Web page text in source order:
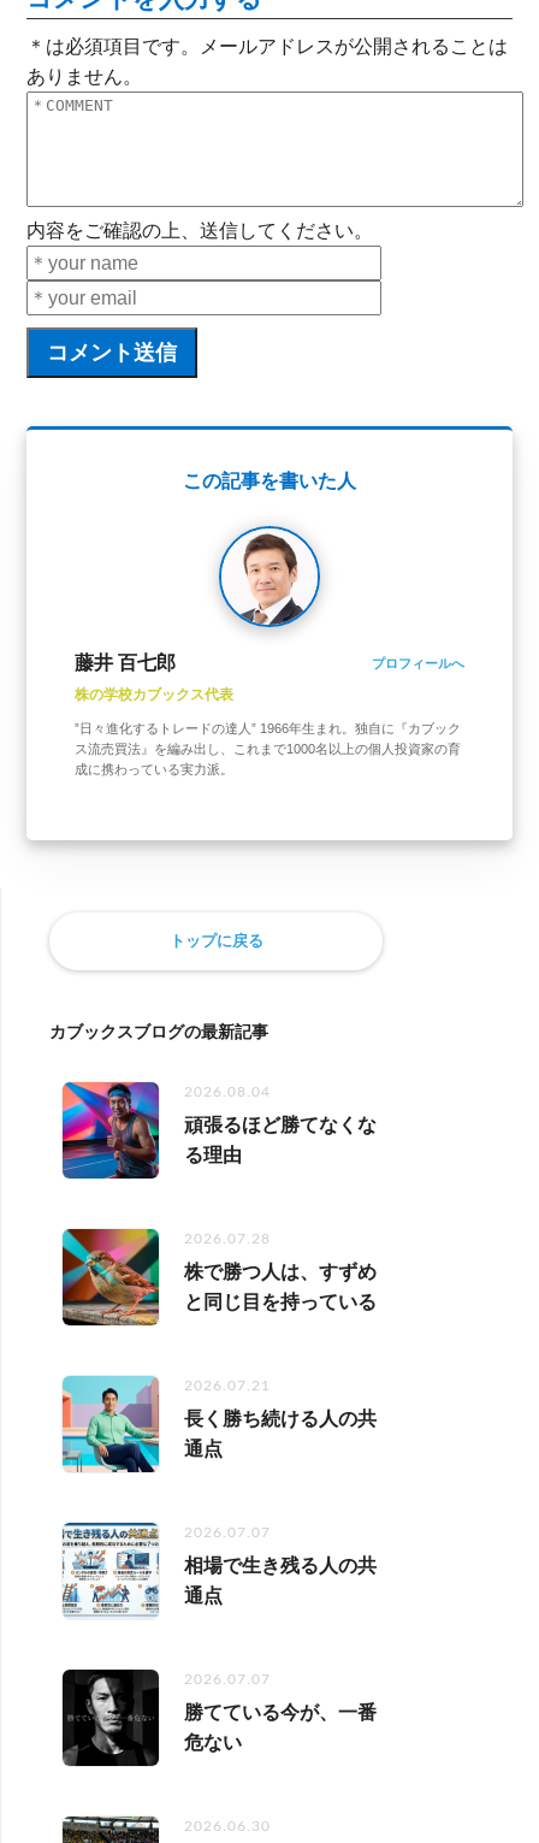
＊は必須項目です。メールアドレスが公開されることは
ありません。
内容をご確認の上、送信してください。
この記事を書いた人
藤井 百七郎 プロフィールへ
株の学校カブックス代表
”日々進化するトレードの達人” 1966年生まれ。独自に『カブック
ス流売買法』を編み出し、これまで1000名以上の個人投資家の育
成に携わっている実力派。
トップに戻る
カブックスブログの最新記事
2026.08.04
頑張るほど勝てなくな
る理由
2026.07.28
株で勝つ人は、すずめ
と同じ目を持っている
2026.07.21
長く勝ち続ける人の共
通点
2026.07.07
相場で生き残る人の共
通点
2026.07.07
勝てている今が、一番
危ない
2026.06.30